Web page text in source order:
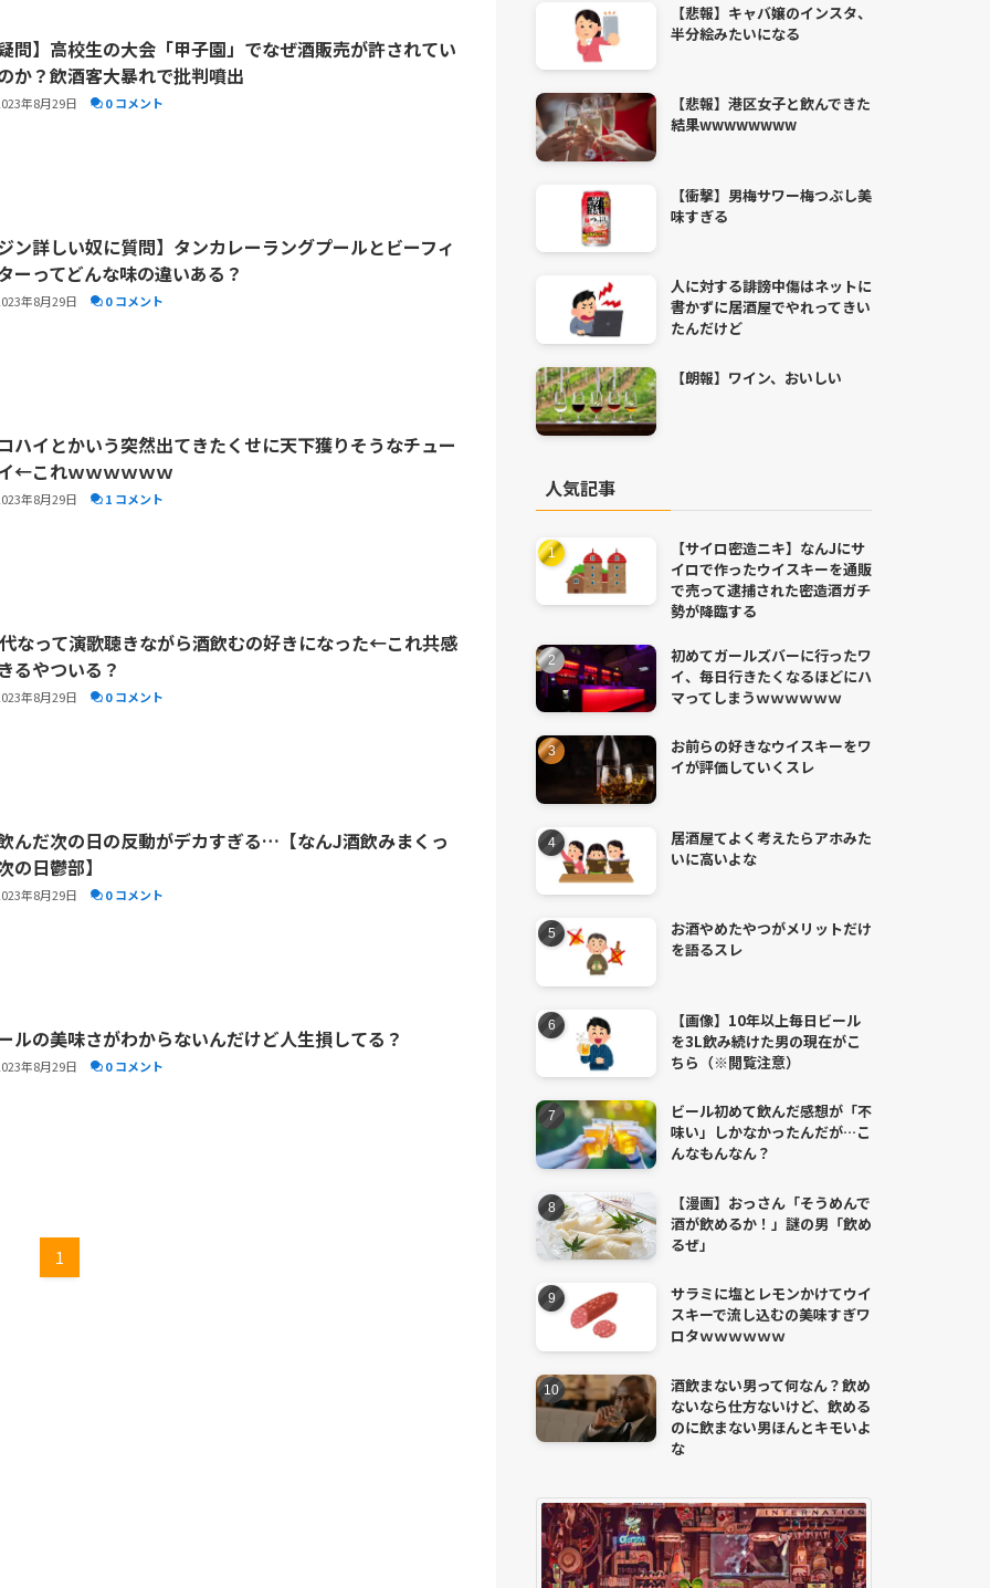
問】高校生の大会「甲子園」でなぜ酒販売が許されてい
か？飲酒客大暴れで批判噴出
年8月29日 0 コメント
ン詳しい奴に質問】タンカレーラングプールとビーフィ
ーってどんな味の違いある？
年8月29日 0 コメント
ハイとかいう突然出てきたくせに天下獲りそうなチュー
←これｗｗｗｗｗｗ
年8月29日 1 コメント
なって演歌聴きながら酒飲むの好きになった←これ共感
るやついる？
年8月29日 0 コメント
んだ次の日の反動がデカすぎる…【なんJ酒飲みまくっ
の日鬱部】
年8月29日 0 コメント
ルの美味さがわからないんだけど人生損してる？
年8月29日 0 コメント
1
【悲報】キャバ嬢のインスタ、
半分絵みたいになる
【悲報】港区女子と飲んできた
結果wwwwwwww
【衝撃】男梅サワー梅つぶし美
味すぎる
人に対する誹謗中傷はネットに
書かずに居酒屋でやれってきい
たんだけど
【朗報】ワイン、おいしい
人気記事
【サイロ密造ニキ】なんJにサ
イロで作ったウイスキーを通販
で売って逮捕された密造酒ガチ
勢が降臨する
初めてガールズバーに行ったワ
イ、毎日行きたくなるほどにハ
マってしまうｗｗｗｗｗｗ
お前らの好きなウイスキーをワ
イが評価していくスレ
居酒屋てよく考えたらアホみた
いに高いよな
お酒やめたやつがメリットだけ
を語るスレ
【画像】10年以上毎日ビール
を3L飲み続けた男の現在がこ
ちら（※閲覧注意）
ビール初めて飲んだ感想が「不
味い」しかなかったんだが…こ
んなもんなん？
【漫画】おっさん「そうめんで
酒が飲めるか！」謎の男「飲め
るぜ」
サラミに塩とレモンかけてウイ
スキーで流し込むの美味すぎワ
ロタｗｗｗｗｗｗ
酒飲まない男って何なん？飲め
ないなら仕方ないけど、飲める
のに飲まない男ほんとキモいよ
な